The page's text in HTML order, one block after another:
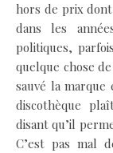
hors de prix
dans les
politiques,
quelque chose
sauvé la
discothèque
disant qu’il
C’est pas mal